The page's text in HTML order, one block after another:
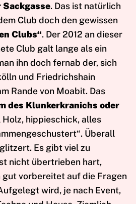
Sackgasse. Das ist natürlich
Club doch den gewissen
Clubs“. Der 2012 an dieser
Club galt lange als ein
ihn doch fernab der, sich
und Friedrichshain
Rande von Moabit. Das
des Klunkerkranichs oder
Holz, hippieschick, alles
Überall
Es gibt viel zu
nicht übertrieben hart,
vorbereitet auf die Fragen
wird, je nach Event,